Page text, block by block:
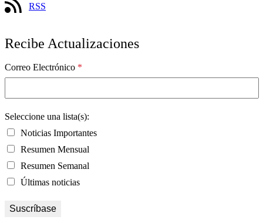
RSS
Recibe Actualizaciones
Correo Electrónico *
Seleccione una lista(s):
Noticias Importantes
Resumen Mensual
Resumen Semanal
Últimas noticias